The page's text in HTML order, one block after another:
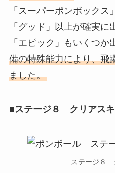
「スーパーポンボック
「グッド」以上が確実
「エピック」もいくつか
備の特殊能力により、飛
ました。
■ステージ８ クリアス
ステージ８